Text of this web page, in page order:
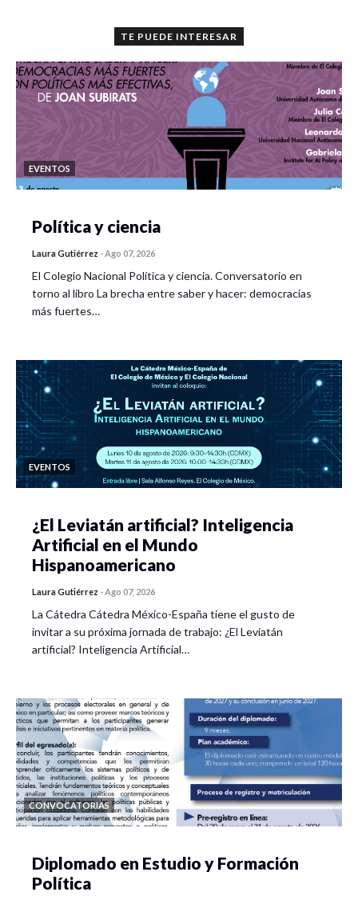
TE PUEDE INTERESAR
EVENTOS
Política y ciencia
Laura Gutiérrez -Ago 07, 2026
El Colegio Nacional Política y ciencia. Conversatorio en
torno al libro La brecha entre saber y hacer: democracias
más fuertes…
EVENTOS
¿El Leviatán artificial? Inteligencia
Artificial en el Mundo
Hispanoamericano
Laura Gutiérrez -Ago 07, 2026
La Cátedra Cátedra México-España tiene el gusto de
invitar a su próxima jornada de trabajo: ¿El Leviatán
artificial? Inteligencia Artificial…
CONVOCATORIAS
Diplomado en Estudio y Formación
Política